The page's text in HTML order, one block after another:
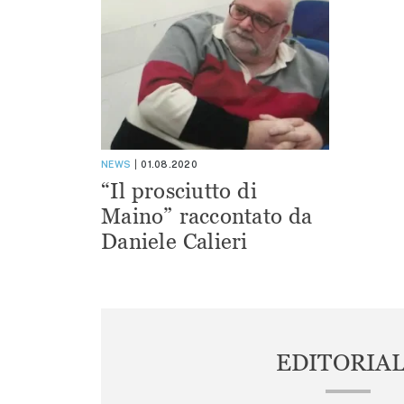
NEWS 01.08.2020
“Il prosciutto di
Maino” raccontato da
Daniele Calieri